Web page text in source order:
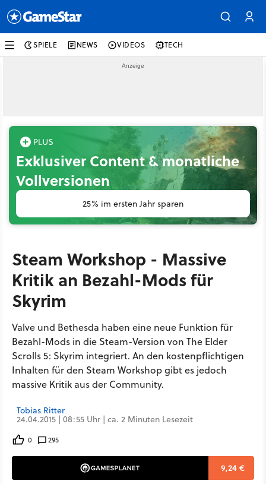
SPIELE NEWS VIDEOS TECH
Exklusiver Content & monatliche
Vollversionen
25% im ersten Jahr sparen
Steam Workshop - Massive
Kritik an Bezahl-Mods für
Skyrim
Valve und Bethesda haben eine neue Funktion für
Bezahl-Mods in die Steam-Version von The Elder
Scrolls 5: Skyrim integriert. An den kostenpflichtigen
Inhalten für den Steam Workshop gibt es jedoch
massive Kritik aus der Community.
Tobias Ritter
24.04.2015 | 08:55 Uhr | ca. 2 Minuten Lesezeit
0 295
9,24 €